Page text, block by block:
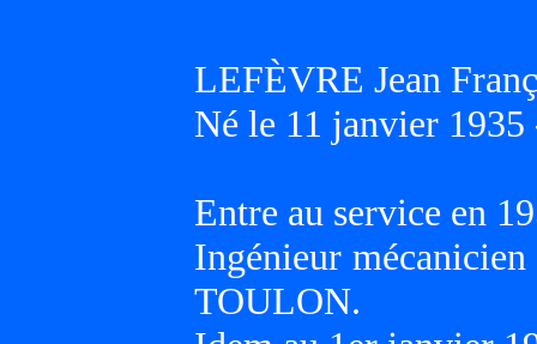
LEFÈVRE Jean
Né le 11 janvier 1935
Entre au service en
Ingénieur
TOULON.